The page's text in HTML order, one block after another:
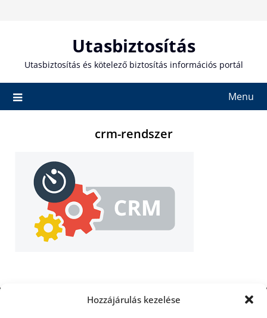
Hozzájárulás kezelése
Utasbiztosítás
Utasbiztosítás és kötelező biztosítás információs portál
Menu
crm-rendszer
©2026 Utasbiztosítás| Design:Newspaperly